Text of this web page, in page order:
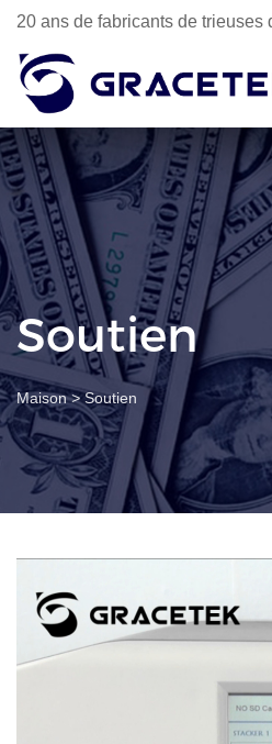
20 ans de fabricants de
Soutien
Maison > Soutien